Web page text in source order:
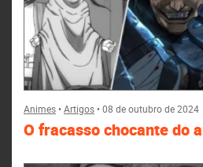
Animes•Artigos•08 de outubro de 2024
O fracasso chocante do